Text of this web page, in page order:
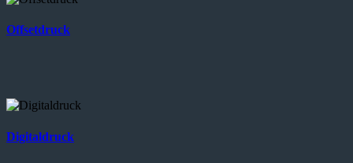
Offsetdruck
Digitaldruck